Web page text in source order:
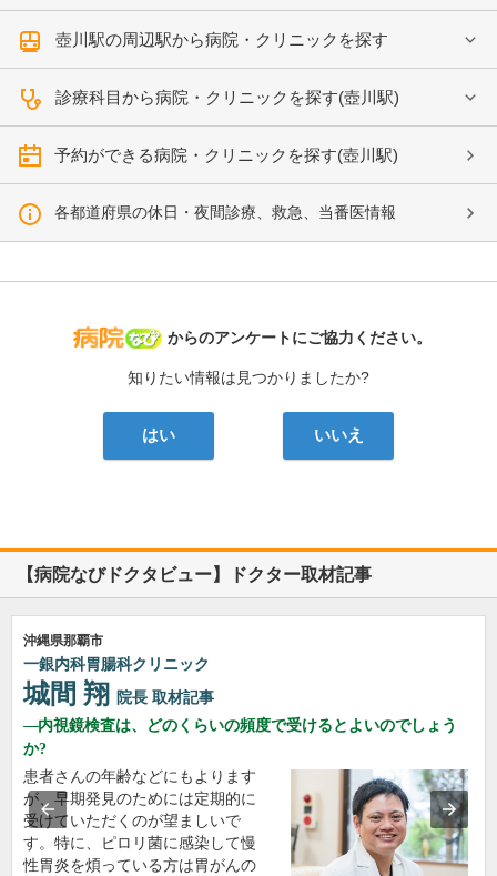
壺川駅の周辺駅から病院・クリニックを探す
診療科目から病院・クリニックを探す(壺川駅)
予約ができる病院・クリニックを探す(壺川駅)
各都道府県の休日・夜間診療、救急、当番医情報
病院なび
からのアンケートにご協力ください。
知りたい情報は見つかりましたか?
はい いいえ
【病院なびドクタビュー】ドクター取材記事
沖縄県那覇市
一銀内科胃腸科クリニック
城間 翔 院長 取材記事
内視鏡検査は、どのくらいの頻度で受けるとよいのでしょう
か?
患者さんの年齢などにもよります
が、早期発見のためには定期的に
受けていただくのが望ましいで
す。特に、ピロリ菌に感染して慢
性胃炎を煩っている方は胃がんの